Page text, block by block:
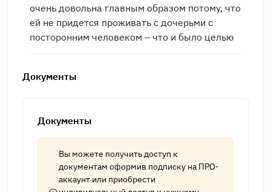
очень довольна главным образом потому, что
ей не придется проживать с дочерьми с
посторонним человеком – что и было целью
Документы
Документы
Вы можете получить доступ к
документам оформив подписку на ПРО-
аккаунт или приобрести